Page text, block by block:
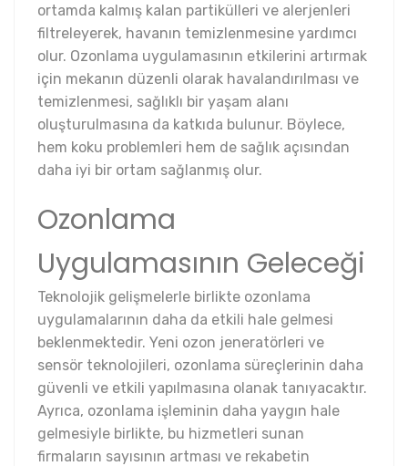
ortamda kalmış kalan partikülleri ve alerjenleri
filtreleyerek, havanın temizlenmesine yardımcı
olur. Ozonlama uygulamasının etkilerini artırmak
için mekanın düzenli olarak havalandırılması ve
temizlenmesi, sağlıklı bir yaşam alanı
oluşturulmasına da katkıda bulunur. Böylece,
hem koku problemleri hem de sağlık açısından
daha iyi bir ortam sağlanmış olur.
Ozonlama
Uygulamasının Geleceği
Teknolojik gelişmelerle birlikte ozonlama
uygulamalarının daha da etkili hale gelmesi
beklenmektedir. Yeni ozon jeneratörleri ve
sensör teknolojileri, ozonlama süreçlerinin daha
güvenli ve etkili yapılmasına olanak tanıyacaktır.
Ayrıca, ozonlama işleminin daha yaygın hale
gelmesiyle birlikte, bu hizmetleri sunan
firmaların sayısının artması ve rekabetin